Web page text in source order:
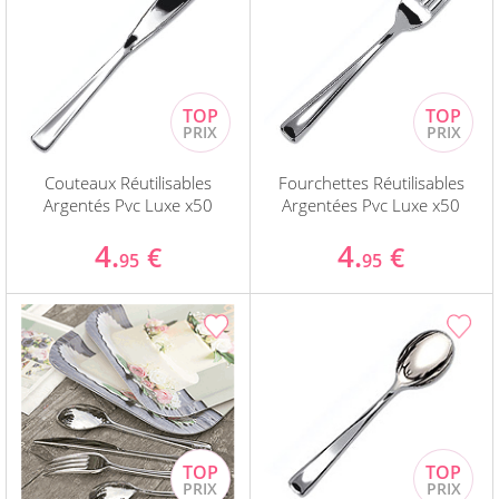
Couteaux Réutilisables
Argentés Pvc Luxe x50
4.95 €
Fourchettes Réutilisables
Argentées Pvc Luxe x50
4.95 €